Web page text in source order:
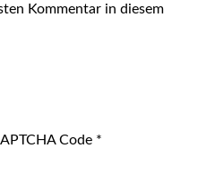
Kommentar in diesem
Code *